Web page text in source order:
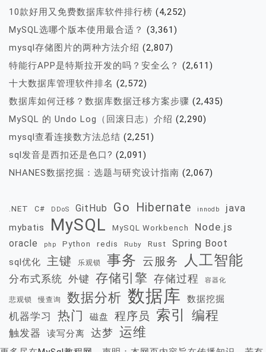
10款好用又免费数据库软件排行榜 (4,252)
MySQL选哪个版本使用最合适？ (3,361)
mysql存储图片的两种方法介绍 (2,807)
特能行APP是特斯拉开发的吗？安全么？ (2,611)
十大数据库管理软件排名 (2,572)
数据库如何迁移？数据库数据迁移方案步骤 (2,435)
MySQL 的 Undo Log（回滚日志）介绍 (2,290)
mysql查看连接数方法总结 (2,251)
sql发音是西扣还是色口? (2,091)
NHANES数据挖掘：选题与研究设计指南 (2,067)
.NET C# DDoS GitHub Go Hibernate innodb java
mybatis MySQL MySQL Workbench Node.js
oracle php Python redis Ruby Rust Spring Boot
sql优化 主键 乐观锁 事务 云服务 人工智能
分布式系统 外键 存储引擎 存储过程 容器化
悲观锁 慢查询 数据分析 数据库 数据挖掘
机器学习 热门 磁盘 程序员 索引 编程
触发器 读写分离 达梦 运维